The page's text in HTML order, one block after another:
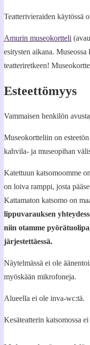
Teatterivieraiden käytössä
Amurin museokortteli
esitysten aikana.
teatteriretkeen!
Esteettömyys
Vammaisen henkilön
Museokortteliin on
kahvila- ja museopihan
Katettuun katsomoomme
on loiva ramppi, josta
Kattamaton katsomo on
lippuvarauksen
niin otamme
järjestettäessä.
Näytelmässä ei ole
myöskään mikrofoneja.
Alueella ei ole inva-wc:tä.
Kesäteatterin katsomossa